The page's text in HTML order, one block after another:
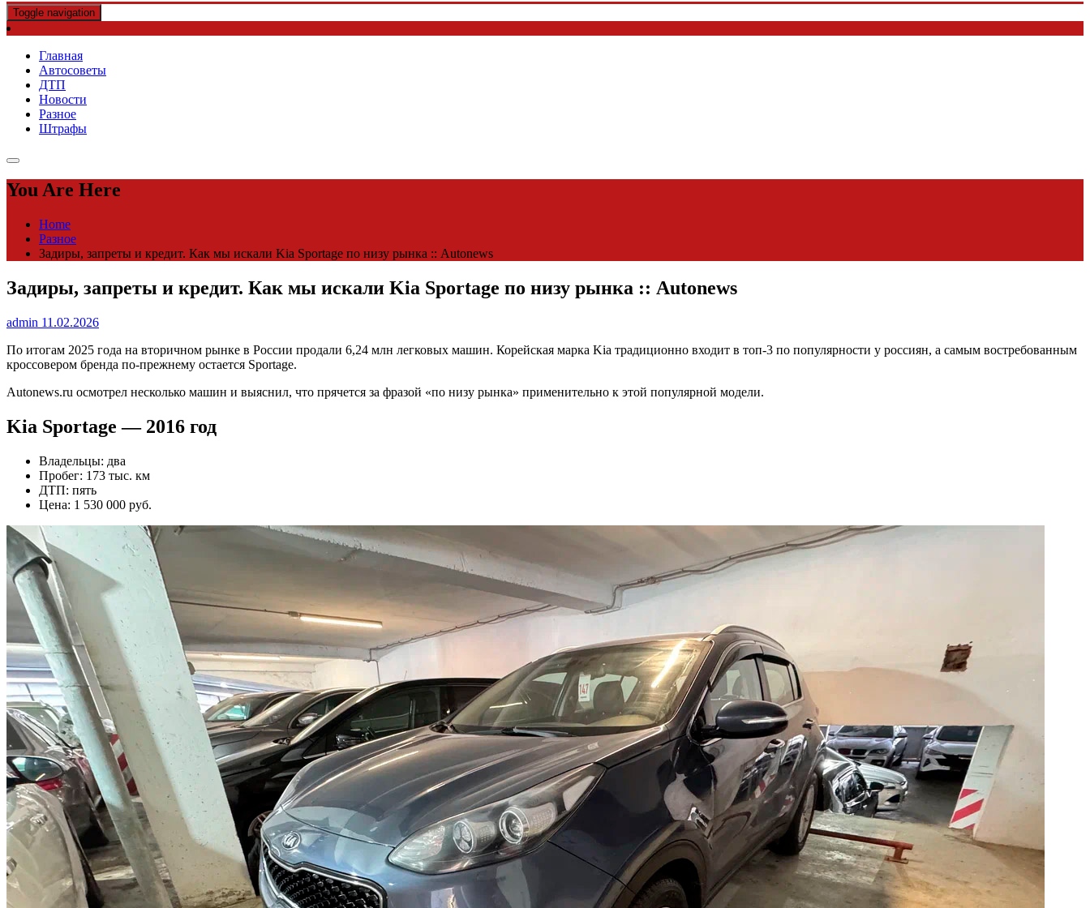
Toggle navigation
Главная
Автосоветы
ДТП
Новости
Разное
Штрафы
You Are Here
Home
Разное
Задиры, запреты и кредит. Как мы искали Kia Sportage по низу рынка :: Autonews
Задиры, запреты и кредит. Как мы искали Kia Sportage по низу рынка :: Autonews
admin 11.02.2026
По итогам 2025 года на вторичном рынке в России продали 6,24 млн легковых машин. Корейская марка Kia традиционно входит в топ-3 по популярности у россиян, а самым востребованным
кроссовером бренда по-прежнему остается Sportage.
Autonews.ru осмотрел несколько машин и выяснил, что прячется за фразой «по низу рынка» применительно к этой популярной модели.
Kia Sportage — 2016 год
Владельцы: два
Пробег: 173 тыс. км
ДТП: пять
Цена: 1 530 000 руб.